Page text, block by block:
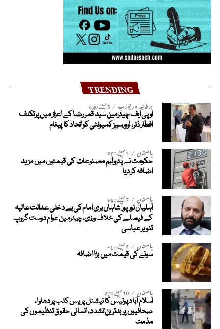
TRENDING
برطانیہ اور یورپ 5 مہینے ago
او پی ایف چیئرمین سید قمر رضا کے اعزاز میں پرتکلف
افطار ڈنر، اوورسیز کمیونٹی کو اتحاد کا پیغام
پاکستان 5 مہینے ago
حکومت نے پٹرولیم مصنوعات کی قیمتوں میں مزید
اضافہ کر دیا
پاکستان 7 مہینے ago
اہلیان نورپور شاہاں بری امام کی بے دخلی عدالت عالیہ
کے فیصلے کی خلاف ورزی، چیئرمین عوام دوست گروپ
تنویر عباسی
پاکستان 5 مہینے ago
سونے کی قیمت میں بڑا اضافہ
پاکستان 10 مہینے ago
اسلام آباد پولیس کا نیشنل پریس کلب پر دھاوا،
صحافیوں پر بدترین تشدد، انسانی حقوق تنظیموں کی
مذمت